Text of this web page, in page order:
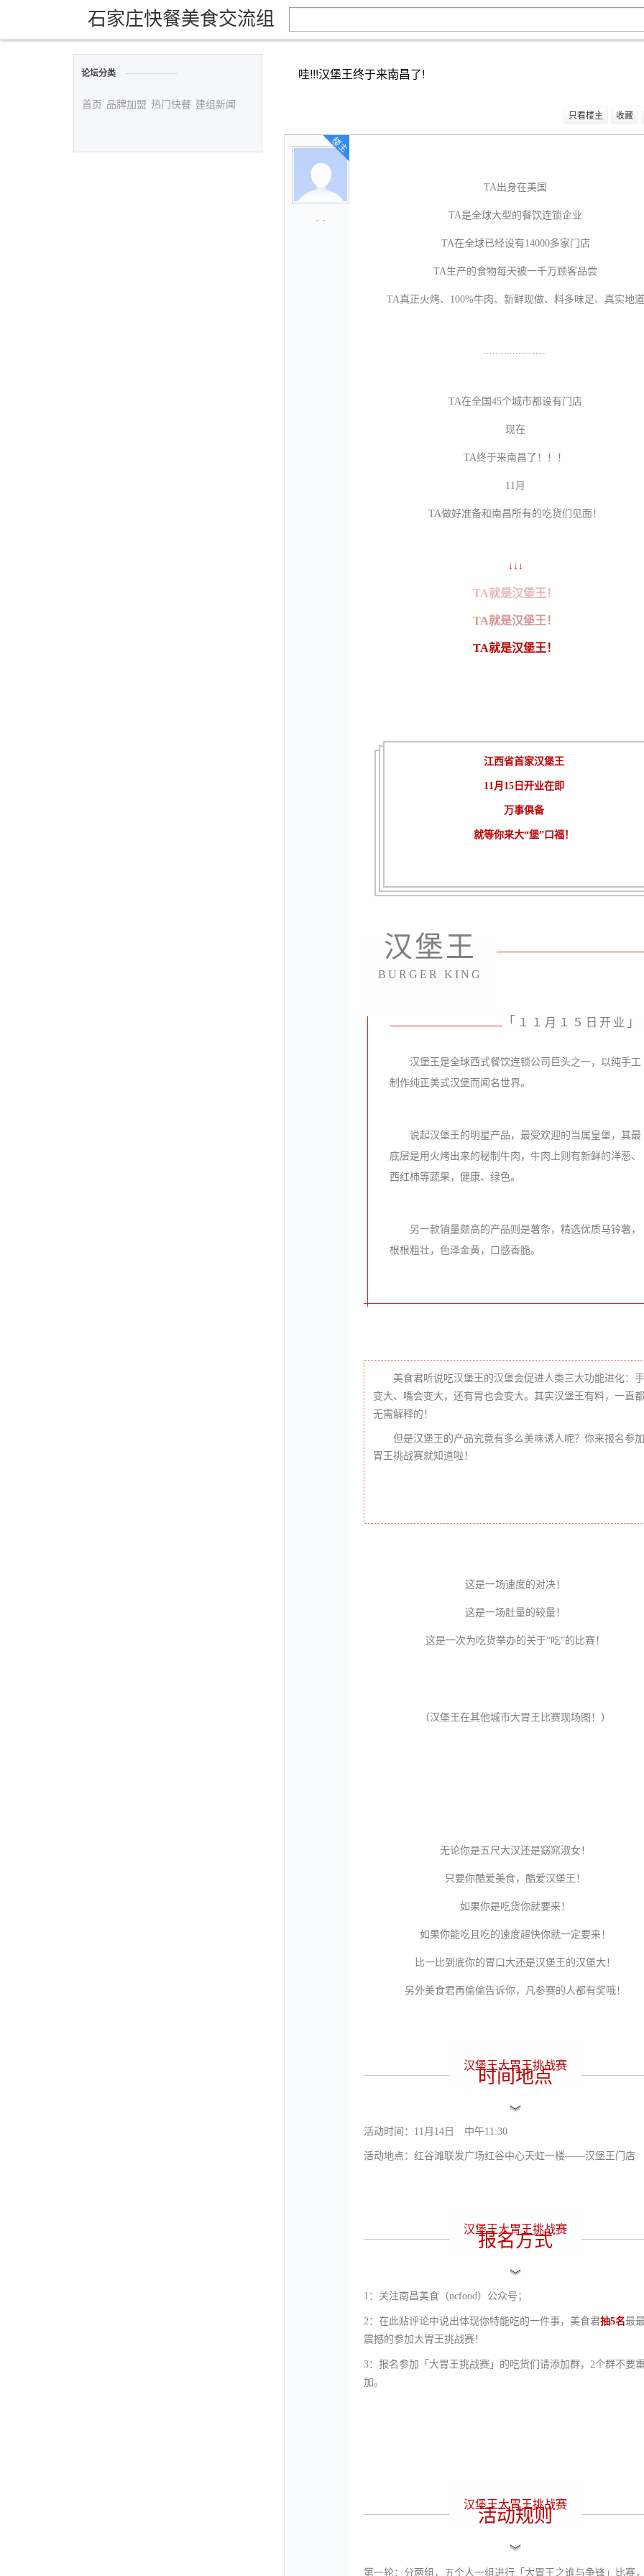
石家庄快餐美食交流组
论坛分类
首页 品牌加盟 热门快餐 建组新闻
哇!!!汉堡王终于来南昌了!
只看楼主 收藏
- -
楼主
TA出身在美国
TA是全球大型的餐饮连锁企业
TA在全球已经设有14000多家门店
TA生产的食物每天被一千万顾客品尝
TA真正火烤、100%牛肉、新鲜现做、料多味足、真实地道
......................
TA在全国45个城市都设有门店
现在
TA终于来南昌了！！！
11月
TA做好准备和南昌所有的吃货们见面！
↓↓↓
TA就是汉堡王！
TA就是汉堡王！
TA就是汉堡王！
江西省首家汉堡王
11月15日开业在即
万事俱备
就等你来大“堡”口福！
汉堡王
BURGER KING
「 １１月１５日开业 」
汉堡王是全球西式餐饮连锁公司巨头之一，以纯手工
制作纯正美式汉堡而闻名世界。
说起汉堡王的明星产品，最受欢迎的当属皇堡，其最
底层是用火烤出来的秘制牛肉，牛肉上则有新鲜的洋葱、
西红柿等蔬果，健康、绿色。
另一款销量颇高的产品则是薯条，精选优质马铃薯，
根根粗壮，色泽金黄，口感香脆。
美食君听说吃汉堡王的汉堡会促进人类三大功能进化：
变大、嘴会变大，还有胃也会变大。其实汉堡王有料，一直
无需解释的！
但是汉堡王的产品究竟有多么美味诱人呢？你来报名参
胃王挑战赛就知道啦！
这是一场速度的对决！
这是一场肚量的较量！
这是一次为吃货举办的关于“吃”的比赛！
（汉堡王在其他城市大胃王比赛现场图！）
无论你是五尺大汉还是窈窕淑女！
只要你酷爱美食，酷爱汉堡王！
如果你是吃货你就要来！
如果你能吃且吃的速度超快你就一定要来！
比一比到底你的胃口大还是汉堡王的汉堡大！
另外美食君再偷偷告诉你，凡参赛的人都有奖哦！
汉堡王大胃王挑战赛
时间地点
﹀
﹀
﹀
活动时间：11月14日 中午11:30
活动地点：红谷滩联发广场红谷中心天虹一楼——汉堡王门店
汉堡王大胃王挑战赛
报名方式
﹀
﹀
﹀
1：关注南昌美食（ncfood）公众号；
2：在此贴评论中说出体现你特能吃的一件事，美食君抽5名最
震撼的参加大胃王挑战赛！
3：报名参加「大胃王挑战赛」的吃货们请添加群，2个群不要
加。
汉堡王大胃王挑战赛
活动规则
﹀
﹀
﹀
第一轮：分两组，五个人一组进行「大胃王之谁与争锋」比赛